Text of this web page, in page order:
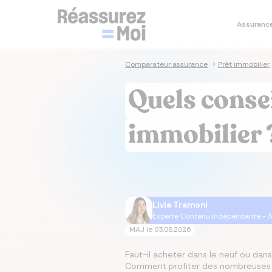
Je
Je
Je
Je
Comparateur assurance > Prêt immobilier
Quels
immobilier
Livia Tramoni
Experte Contenu Indépendante -
MAJ le 03.08.2026
Faut-il acheter dans le neuf ou
Comment profiter des